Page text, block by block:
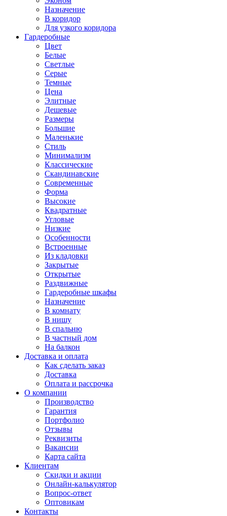
Назначение
В коридор
Для узкого коридора
Гардеробные
Цвет
Белые
Светлые
Серые
Темные
Цена
Элитные
Дешевые
Размеры
Большие
Маленькие
Стиль
Минимализм
Классические
Скандинавские
Современные
Форма
Высокие
Квадратные
Угловые
Низкие
Особенности
Встроенные
Из кладовки
Закрытые
Открытые
Раздвижные
Гардеробные шкафы
Назначение
В комнату
В нишу
В спальню
В частный дом
На балкон
Доставка и оплата
Как сделать заказ
Доставка
Оплата и рассрочка
О компании
Производство
Гарантия
Портфолио
Отзывы
Реквизиты
Вакансии
Карта сайта
Клиентам
Скидки и акции
Онлайн-калькулятор
Вопрос-ответ
Оптовикам
Контакты